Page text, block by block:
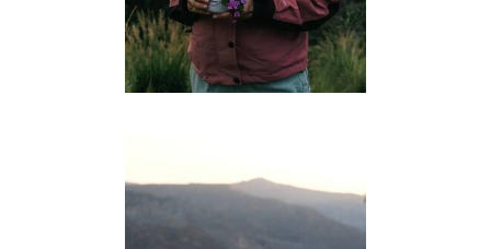
Летом главная по
макаронам, зимой — по
ватрушкам
@dariathexplorer